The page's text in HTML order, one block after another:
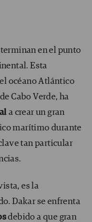
en el punto
Esta
océano Atlántico
Cabo Verde, ha
a crear un gran
marítimo durante
tan particular
es la
Dakar se enfrenta
debido a que gran